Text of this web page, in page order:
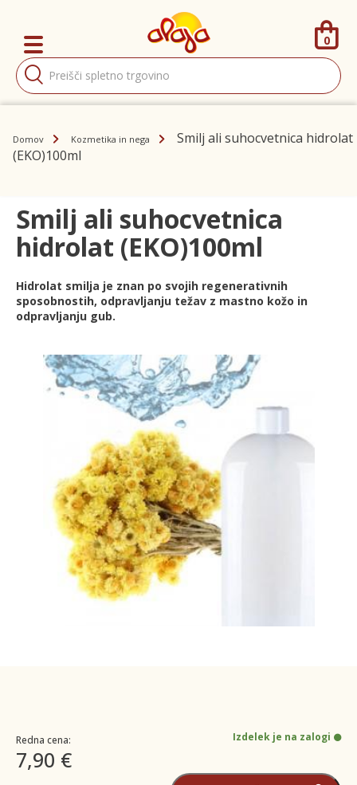
Products
search
0
Domov Kozmetika in nega
Smilj ali suhocvetnica hidrolat
(EKO)100ml
Smilj ali suhocvetnica
hidrolat (EKO)100ml
Hidrolat smilja je znan po svojih regenerativnih
sposobnostih, odpravljanju težav z mastno kožo in
odpravljanju gub.
Redna cena:
7,90 €
Izdelek je na zalogi